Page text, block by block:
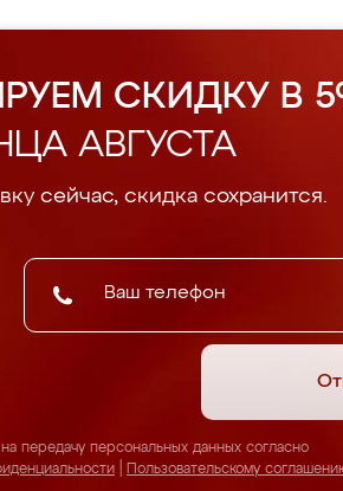
СКИДКУ В
АВГУСТА
сейчас, скидка сохранится.
передачу персональных данных согласно
Пользовательскому